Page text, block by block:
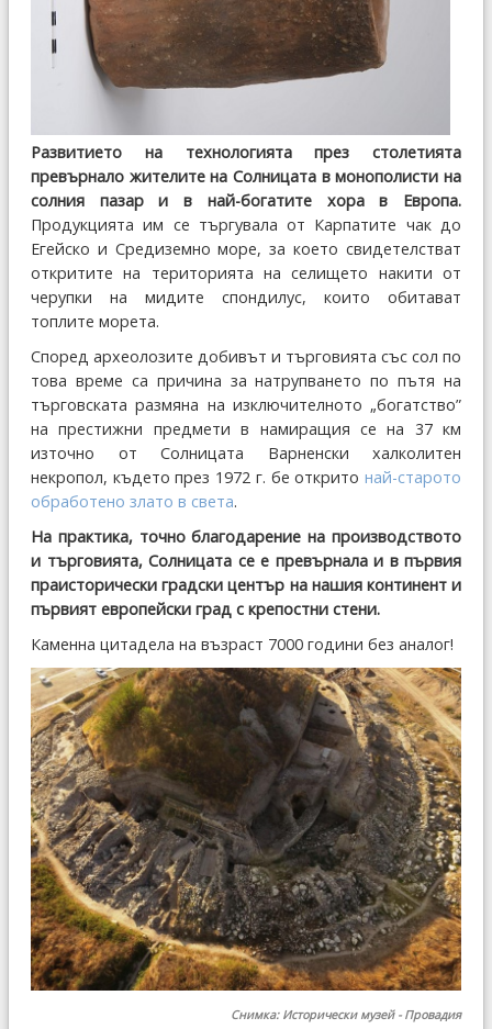
Развитието на технологията през столетията
превърнало жителите на Солницата в монополисти на
солния пазар и в най-богатите хора в Европа.
Продукцията им се търгувала от Карпатите чак до
Егейско и Средиземно море, за което свидетелстват
откритите на територията на селището накити от
черупки на мидите спондилус, които обитават
топлите морета.
Според археолозите добивът и търговията със сол по
това време са причина за натрупването по пътя на
търговската размяна на изключителното „богатство”
на престижни предмети в намиращия се на 37 км
източно от Солницата Варненски халколитен
некропол, където през 1972 г. бе открито най-старото
обработено злато в света.
На практика, точно благодарение на производството
и търговията, Солницата се е превърнала и в първия
праисторически градски център на нашия континент и
първият европейски град с крепостни стени.
Каменна цитадела на възраст 7000 години без аналог!
Снимка: Исторически музей - Провадия